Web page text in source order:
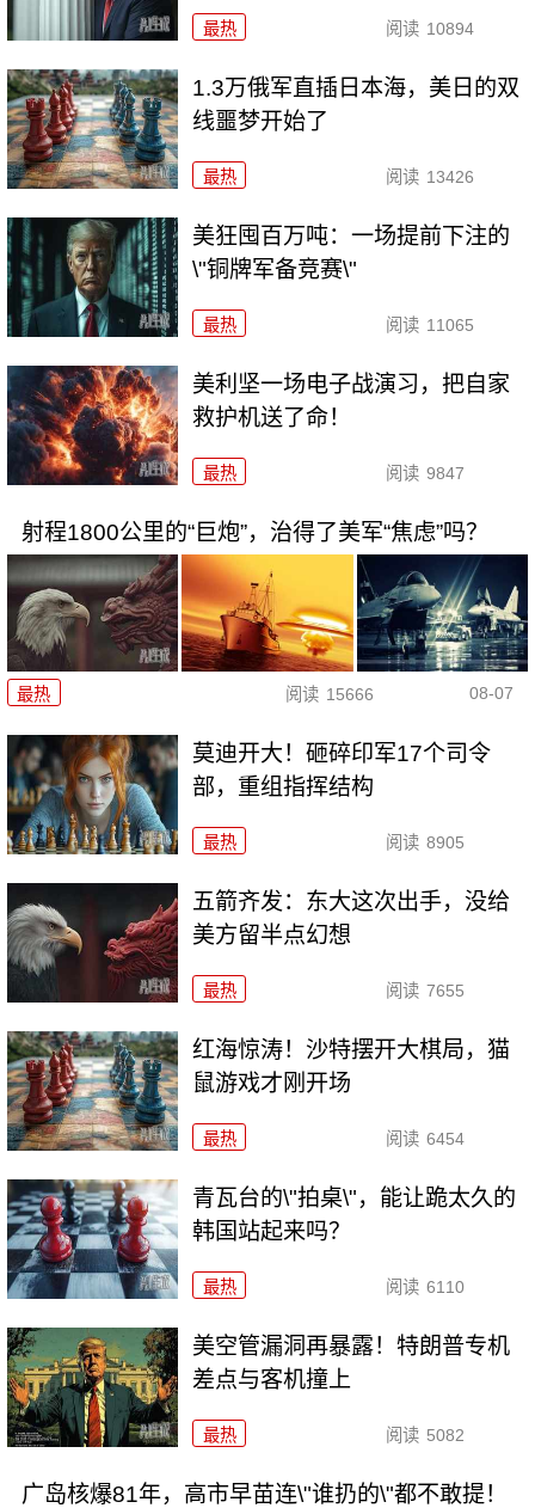
最热 阅读 10894
1.3万俄军直插日本海，美日的双
线噩梦开始了
最热 阅读 13426
美狂囤百万吨：一场提前下注的
\"铜牌军备竞赛\"
最热 阅读 11065
美利坚一场电子战演习，把自家
救护机送了命！
最热 阅读 9847
射程1800公里的“巨炮”，治得了美军“焦虑”吗？
最热 阅读 15666 08-07
莫迪开大！砸碎印军17个司令
部，重组指挥结构
最热 阅读 8905
五箭齐发：东大这次出手，没给
美方留半点幻想
最热 阅读 7655
红海惊涛！沙特摆开大棋局，猫
鼠游戏才刚开场
最热 阅读 6454
青瓦台的\"拍桌\"，能让跪太久的
韩国站起来吗？
最热 阅读 6110
美空管漏洞再暴露！特朗普专机
差点与客机撞上
最热 阅读 5082
广岛核爆81年，高市早苗连\"谁扔的\"都不敢提！